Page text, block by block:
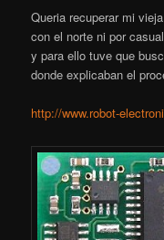
Queria recuperar mi
con el norte ni por
y para ello tuve que
donde explicaban el
http://www.robot-